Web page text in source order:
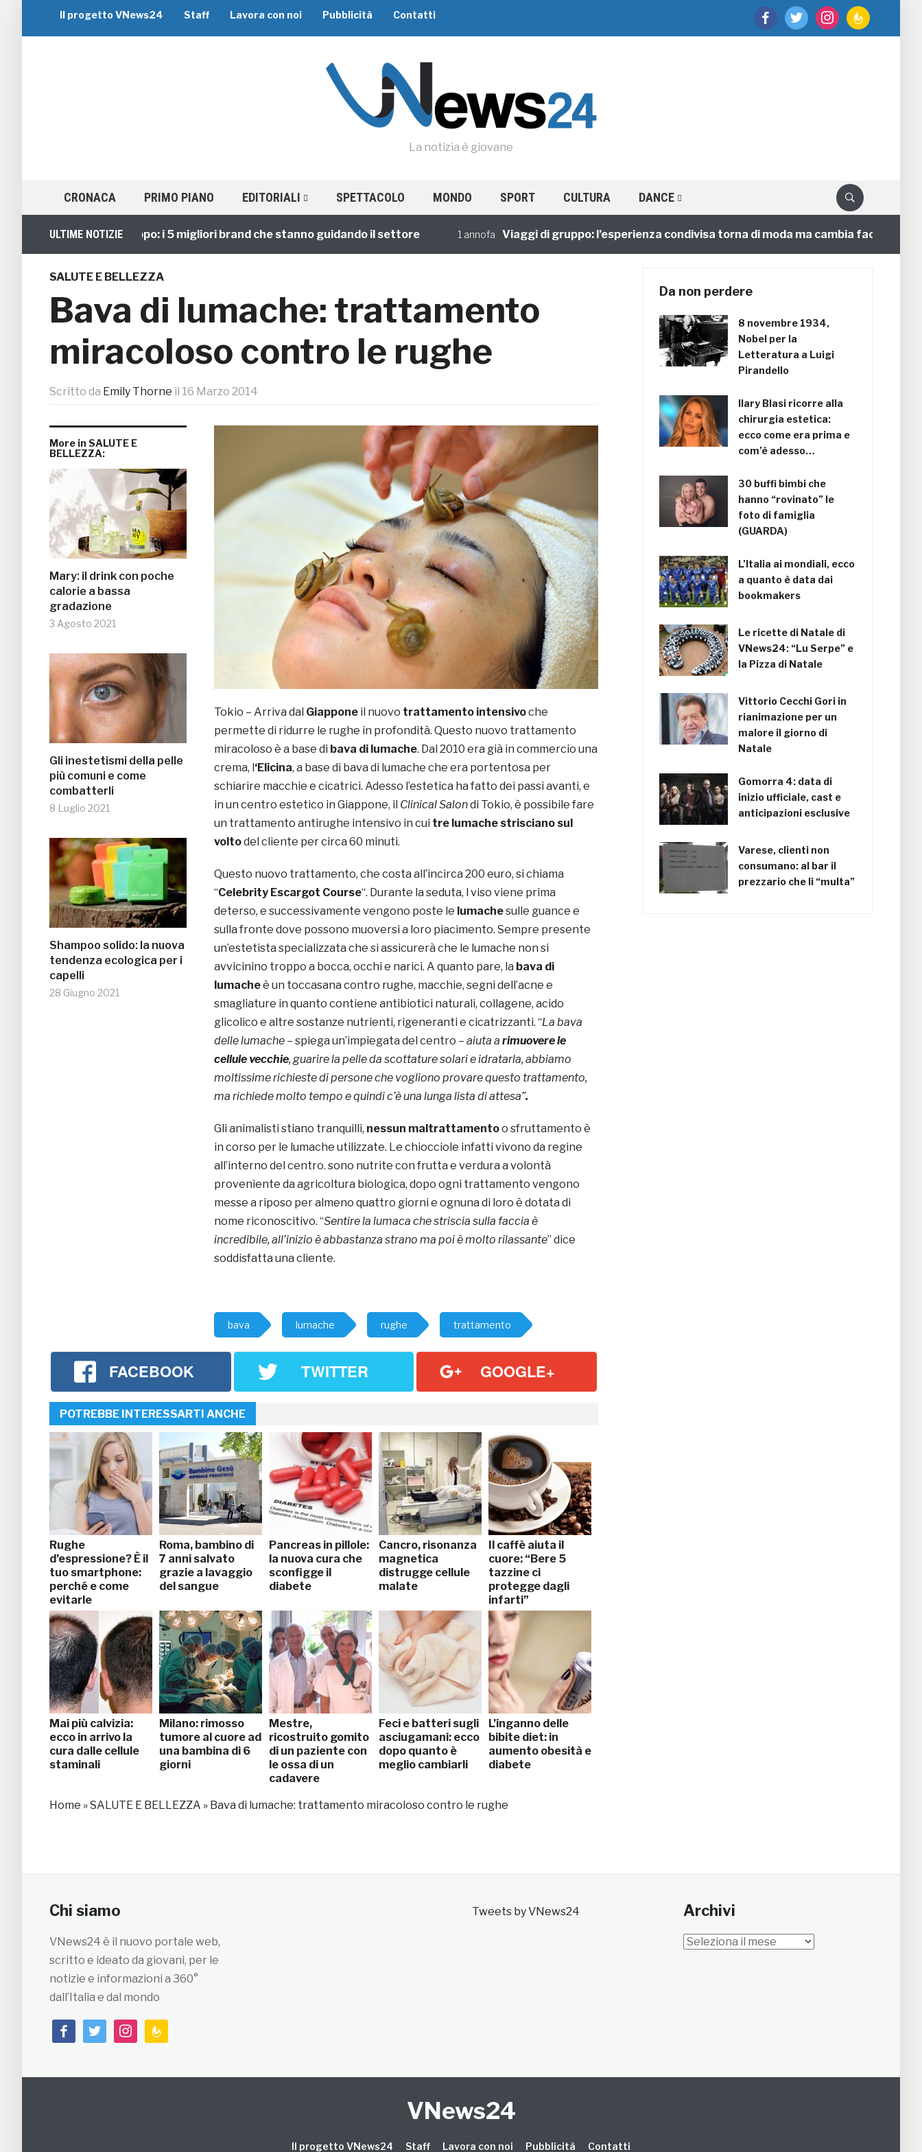
facebooktwitter instagramfeedburner
Il progetto VNews24 Staff Lavora con noi Pubblicità Contatti
La notizia è giovane
CRONACA PRIMO PIANO EDITORIALI SPETTACOLO MONDO SPORT CULTURA DANCE
ULTIME NOTIZIE
Viaggi di Gruppo: i 5 migliori brand che stanno guidando il settore 1 annofa Viaggi di gruppo: l’esperienza condivisa torna di moda ma cambia faccia
SALUTE E BELLEZZA
Bava di lumache: trattamento
miracoloso contro le rughe
Scritto da Emily Thorne il 16 Marzo 2014
More in SALUTE E
BELLEZZA:
Mary: il drink con poche
calorie a bassa
gradazione
3 Agosto 2021
Gli inestetismi della pelle
più comuni e come
combatterli
8 Luglio 2021
Shampoo solido: la nuova
tendenza ecologica per i
capelli
28 Giugno 2021
Tokio – Arriva dal Giappone il nuovo trattamento intensivoche
permette di ridurre le rughe in profondità. Questo nuovo trattamento
miracoloso è a base di bava di lumache. Dal 2010 era già in commercio una
crema, l‘Elicina, a base di bava di lumache che era portentosa per
schiarire macchie e cicatrici. Adesso l’estetica ha fatto dei passi avanti, e
in un centro estetico in Giappone, il Clinical Salondi Tokio, è possibile fare
un trattamento antirughe intensivo in cui tre lumache strisciano sul
voltodel cliente per circa 60 minuti.
Questo nuovo trattamento, che costa all’incirca 200 euro, si chiama
“Celebrity Escargot Course“. Durante la seduta, l viso viene prima
deterso, e successivamente vengono poste le lumachesulle guance e
sulla fronte dove possono muoversi a loro piacimento. Sempre presente
un’estetista specializzata che si assicurerà che le lumache non si
avvicinino troppo a bocca, occhi e narici. A quanto pare, la bava di
lumacheè un toccasana contro rughe, macchie, segni dell’acne e
smagliature in quanto contiene antibiotici naturali, collagene, acido
glicolico e altre sostanze nutrienti, rigeneranti e cicatrizzanti. “La bava
delle lumache – spiega un’impiegata del centro – aiuta a rimuovere le
cellule vecchie, guarire la pelle da scottature solari e idratarla, abbiamo
moltissime richieste di persone che vogliono provare questo trattamento,
ma richiede molto tempo e quindi c’è una lunga lista di attesa”.
Gli animalisti stiano tranquilli, nessun maltrattamentoo sfruttamento è
in corso per le lumache utilizzate. Le chiocciole infatti vivono da regine
all’interno del centro. sono nutrite con frutta e verdura a volontà
proveniente da agricoltura biologica, dopo ogni trattamento vengono
messe a riposo per almeno quattro giorni e ognuna di loro è dotata di
nome riconoscitivo. “Sentire la lumaca che striscia sulla faccia è
incredibile, all’inizio è abbastanza strano ma poi è molto rilassante” dice
soddisfatta una cliente.
bava lumache rughe trattamento
FACEBOOK TWITTER GOOGLE+
POTREBBE INTERESSARTI ANCHE
Rughe
d’espressione? È il
tuo smartphone:
perché e come
evitarle
Roma, bambino di
7 anni salvato
grazie a lavaggio
del sangue
Pancreas in pillole:
la nuova cura che
sconfigge il
diabete
Cancro, risonanza
magnetica
distrugge cellule
malate
Il caffè aiuta il
cuore: “Bere 5
tazzine ci
protegge dagli
infarti”
Mai più calvizia:
ecco in arrivo la
cura dalle cellule
staminali
Milano: rimosso
tumore al cuore ad
una bambina di 6
giorni
Mestre,
ricostruito gomito
di un paziente con
le ossa di un
cadavere
Feci e batteri sugli
asciugamani: ecco
dopo quanto è
meglio cambiarli
L’inganno delle
bibite diet: in
aumento obesità e
diabete
Home »SALUTE E BELLEZZA » Bava di lumache: trattamento miracoloso contro le rughe
Da non perdere
8 novembre 1934,
Nobel per la
Letteratura a Luigi
Pirandello
Ilary Blasi ricorre alla
chirurgia estetica:
ecco come era prima e
com’è adesso…
30 buffi bimbi che
hanno “rovinato” le
foto di famiglia
(GUARDA)
L’Italia ai mondiali, ecco
a quanto è data dai
bookmakers
Le ricette di Natale di
VNews24: “Lu Serpe” e
la Pizza di Natale
Vittorio Cecchi Gori in
rianimazione per un
malore il giorno di
Natale
Gomorra 4: data di
inizio ufficiale, cast e
anticipazioni esclusive
Varese, clienti non
consumano: al bar il
prezzario che li “multa”
Chi siamo
VNews24 è il nuovo portale web,
scritto e ideato da giovani, per le
notizie e informazioni a 360°
dall’Italia e dal mondo
facebooktwitterinstagramfeedburner
Tweets by VNews24 Archivi
Archivi
VNews24
Il progetto VNews24 Staff Lavora con noi Pubblicità Contatti